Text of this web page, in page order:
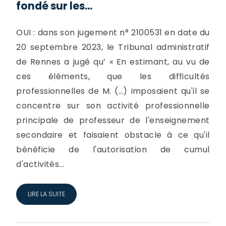
fondé sur les...
OUI : dans son jugement n° 2100531 en date du
20 septembre 2023, le Tribunal administratif
de Rennes a jugé qu’ « En estimant, au vu de
ces éléments, que les difficultés
professionnelles de M. (…) imposaient qu'il se
concentre sur son activité professionnelle
principale de professeur de l'enseignement
secondaire et faisaient obstacle à ce qu'il
bénéficie de l'autorisation de cumul
d'activités...
LIRE LA SUITE